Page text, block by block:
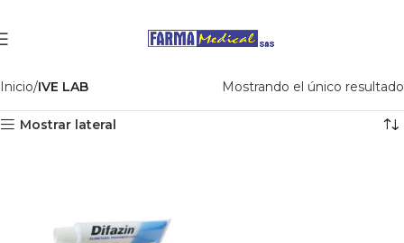
Inicio IVE LAB Mostrando el único resultado
Mostrar lateral